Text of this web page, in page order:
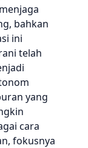
bahkan
ini
telah
yang
cara
fokusnya